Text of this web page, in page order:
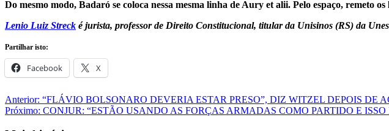
Do mesmo modo, Badaró se coloca nessa mesma linha de Aury et alii. Pelo espaço, remeto os
Lenio Luiz Streck é jurista, professor de Direito Constitucional, titular da Unisinos (RS) da
Partilhar isto:
Facebook X
Navegação
de
Anterior: “FLÁVIO BOLSONARO DEVERIA ESTAR PRESO”, DIZ WITZEL DEPOIS DE
Próximo: CONJUR: “ESTÃO USANDO AS FORÇAS ARMADAS COMO PARTIDO E